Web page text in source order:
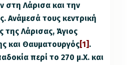
στη Λάρισα και την
Ανάμεσά τους κεντρική
της Λάρισας, Άγιος
και Θαυματουργός[1] .
περί το 270 μ.Χ. και